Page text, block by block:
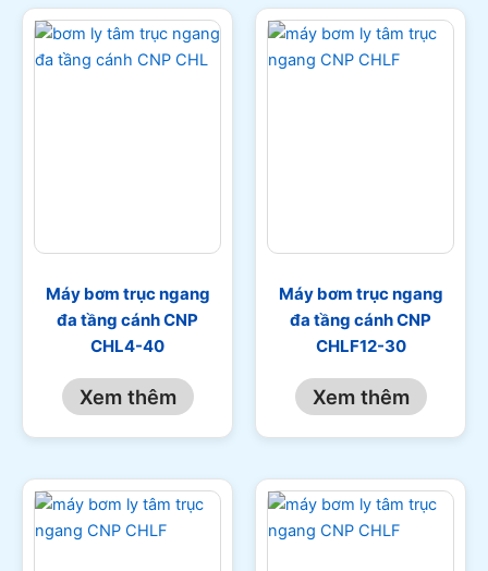
Máy bơm trục ngang
đa tầng cánh CNP
CHL4-40
Xem thêm
Máy bơm trục ngang
đa tầng cánh CNP
CHLF12-30
Xem thêm